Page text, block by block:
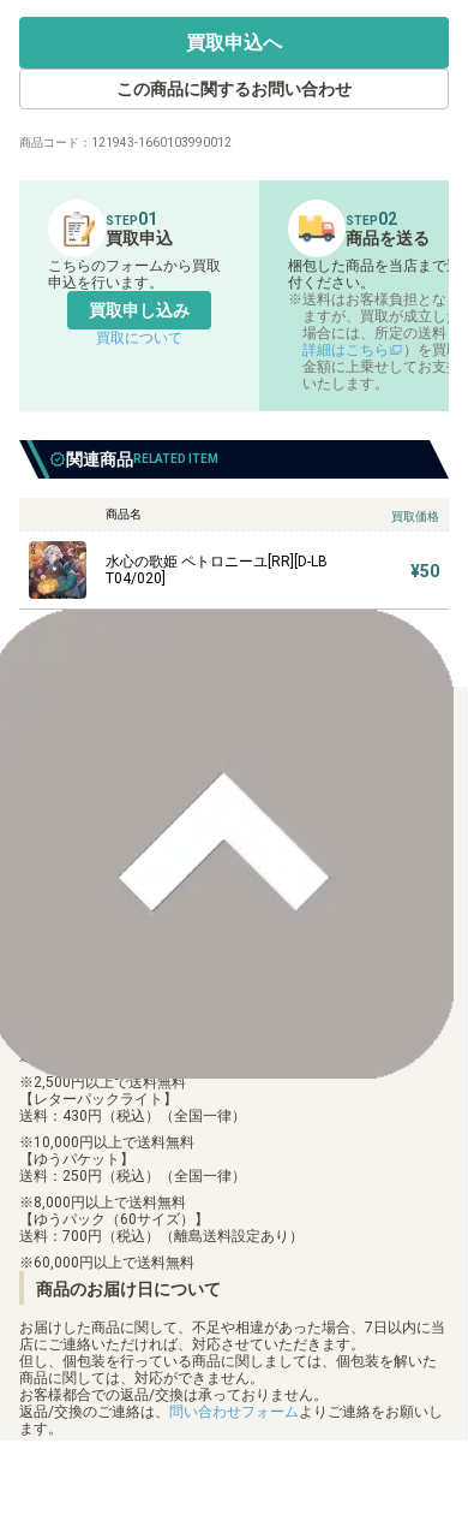
買取申込へ
この商品に関するお問い合わせ
商品コード： 121943-1660103990012
STEP01
買取申込
こちらのフォームから買取
申込を行います。
買取申し込み
買取について
STEP02
商品を送る
梱包した商品を当店まで送
付ください。
送料はお客様負担となり
ますが、買取が成立した
場合には、所定の送料（
詳細はこちら
）を買取
金額に上乗せしてお支払
いたします。
関連商品RELATED ITEM
商品名 買取価格
水心の歌姫 ペトロニーユ[RR][D-LB
T04/020]
¥50
各種ブランドのカードをご利用いただけます。
【Paidy（後払い/コンビニ払い）】
お支払後の在庫確保となりますため、お早めにお支払をお願いし
なお、お支払口座は、注文確認メールに記載しております。
振込手数料はお客様負担となります。
送料：100円（税込）（全国一律）
2,500円以上で送料無料
【レターパックライト】
送料：430円（税込）（全国一律）
10,000円以上で送料無料
【ゆうパケット】
送料：250円（税込）（全国一律）
8,000円以上で送料無料
【ゆうパック（60サイズ）】
送料：700円（税込）（離島送料設定あり）
60,000円以上で送料無料
商品のお届け日について
お届けした商品に関して、不足や相違があった場合、7日以内に当
店にご連絡いただければ、対応させていただきます。
但し、個包装を行っている商品に関しましては、個包装を解いた
商品に関しては、対応ができません。
お客様都合での返品/交換は承っておりません。
返品/交換のご連絡は、 問い合わせフォームよりご連絡をお願いし
ます。